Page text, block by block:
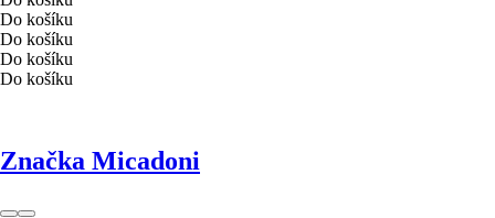
Do košíku
Do košíku
Do košíku
Do košíku
Značka Micadoni